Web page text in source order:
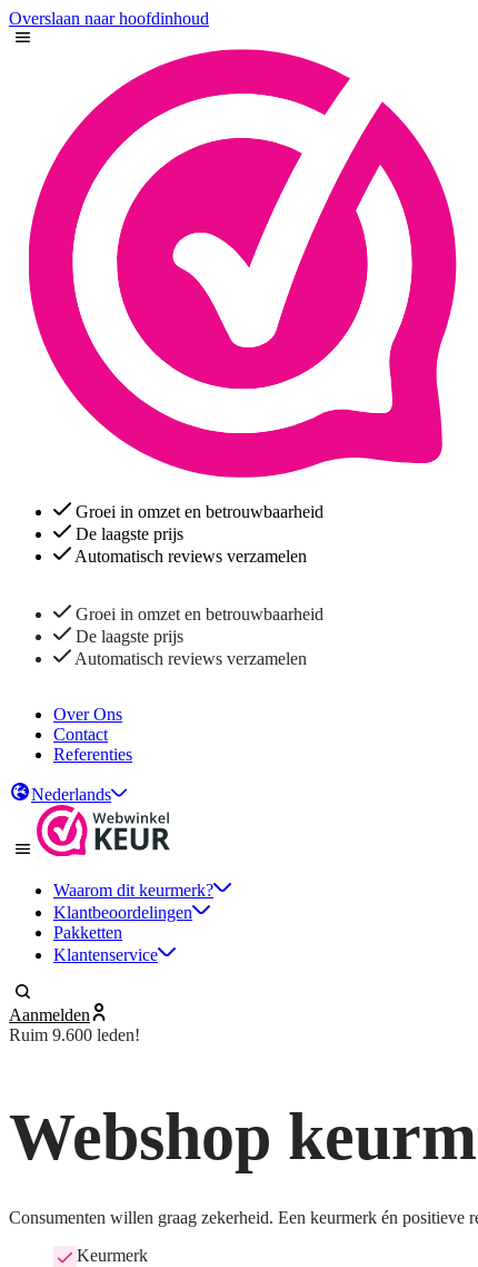
Overslaan naar hoofdinhoud
Groei in omzet en betrouwbaarheid
De laagste prijs
Automatisch reviews verzamelen
Groei in omzet en betrouwbaarheid
De laagste prijs
Automatisch reviews verzamelen
Over Ons
Contact
Referenties
Nederlands
Waarom dit keurmerk?
Klantbeoordelingen
Pakketten
Klantenservice
Aanmelden
Ruim 9.600 leden!
Webshop
Consumenten willen graag zekerheid. Een keurmerk én
Keurmerk